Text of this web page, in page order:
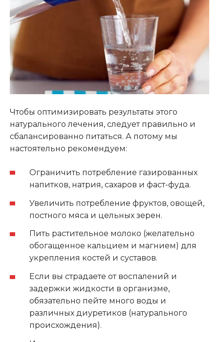
Чтобы оптимизировать результаты этого
натурального лечения, следует правильно и
сбалансированно питаться. А потому мы
настоятельно рекомендуем:
Ограничить потребление газированных
напитков, натрия, сахаров и фаст-фуда.
Увеличить потребление фруктов, овощей,
постного мяса и цельных зерен.
Пить растительное молоко (желательно
обогащенное кальцием и магнием) для
укрепления костей и суставов.
Если вы страдаете от воспалений и
задержки жидкости в организме,
обязательно пейте много воды и
различных диуретиков (натурального
происхождения).